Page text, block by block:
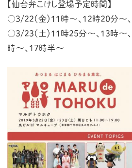
【仙台弁こけし登場予定時間】
○3/22（金）11時〜、12時20分〜
○3/23（土）11時25分〜、13時〜
時〜、17時半〜